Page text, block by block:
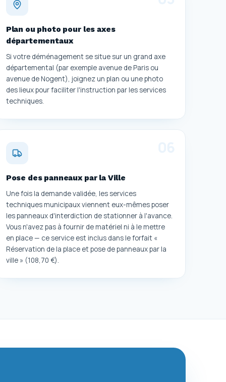
Plan ou photo pour les axes
départementaux
Si votre déménagement se situe sur un grand axe
départemental (par exemple avenue de Paris ou
avenue de Nogent), joignez un plan ou une photo
des lieux pour faciliter l'instruction par les services
techniques.
Pose des panneaux par la Ville
Une fois la demande validée, les services
techniques municipaux viennent eux-mêmes poser
les panneaux d'interdiction de stationner à l'avance.
Vous n'avez pas à fournir de matériel ni à le mettre
en place — ce service est inclus dans le forfait «
Réservation de la place et pose de panneaux par la
ville » (108,70 €).